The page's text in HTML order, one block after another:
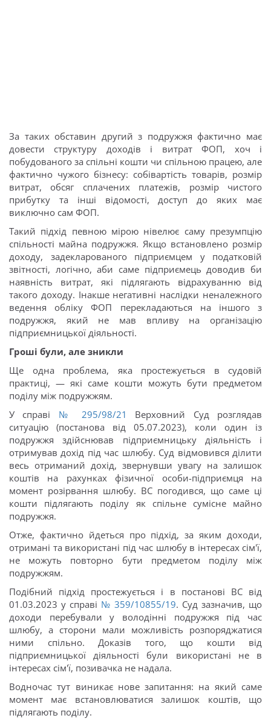
За таких обставин другий з подружжя фактично має
довести структуру доходів і витрат ФОП, хоч і
побудованого за спільні кошти чи спільною працею, але
фактично чужого бізнесу: собівартість товарів, розмір
витрат, обсяг сплачених платежів, розмір чистого
прибутку та інші відомості, доступ до яких має
виключно сам ФОП.
Такий підхід певною мірою нівелює саму презумпцію
спільності майна подружжя. Якщо встановлено розмір
доходу, задекларованого підприємцем у податковій
звітності, логічно, аби саме підприємець доводив би
наявність витрат, які підлягають відрахуванню від
такого доходу. Інакше негативні наслідки неналежного
ведення обліку ФОП перекладаються на іншого з
подружжя, який не мав впливу на організацію
підприємницької діяльності.
Гроші були, але зникли
Ще одна проблема, яка простежується в судовій
практиці, — які саме кошти можуть бути предметом
поділу між подружжям.
У справі № 295/98/21
Верховний Суд розглядав
ситуацію (постанова від 05.07.2023), коли один із
подружжя здійснював підприємницьку діяльність і
отримував дохід під час шлюбу. Суд відмовився ділити
весь отриманий дохід, звернувши увагу на залишок
коштів на рахунках фізичної особи-підприємця на
момент розірвання шлюбу. ВС погодився, що саме ці
кошти підлягають поділу як спільне сумісне майно
подружжя.
Отже, фактично йдеться про підхід, за яким доходи,
отримані та використані під час шлюбу в інтересах сім'ї,
не можуть повторно бути предметом поділу між
подружжям.
Подібний підхід простежується і в постанові ВС від
01.03.2023 у справі № 359/10855/19. Суд зазначив, що
доходи перебували у володінні подружжя під час
шлюбу, а сторони мали можливість розпоряджатися
ними спільно. Доказів того, що кошти від
підприємницької діяльності були використані не в
інтересах сім'ї, позивачка не надала.
Водночас тут виникає нове запитання: на який саме
момент має встановлюватися залишок коштів, що
підлягають поділу.